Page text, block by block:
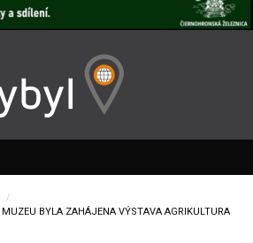
BYLA ZAHÁJENA VÝSTAVA AGRIKULTURA